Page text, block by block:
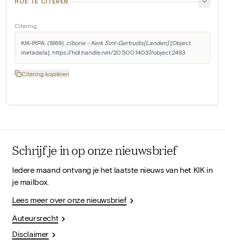
Citering
KIK-IRPA. (1989). ciborie - Kerk Sint-Gertrudis[Landen] [Object
metadata]. https://hdl.handle.net/20.500.14037/object.2493
Citering kopiëren
Schrijf je in op onze nieuwsbrief
Iedere maand ontvang je het laatste nieuws van het KIK in
je mailbox.
Lees meer over onze nieuwsbrief
Auteursrecht
Disclaimer